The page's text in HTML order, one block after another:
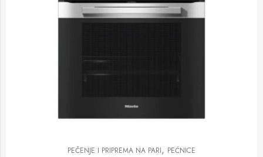
PEČENJE I PRIPREMA NA PARI, PEĆNICE